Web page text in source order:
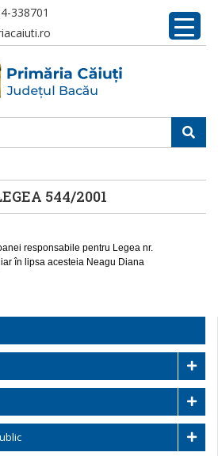
338701
544/2001
responsabile pentru Legea nr.
în lipsa acesteia Neagu Diana